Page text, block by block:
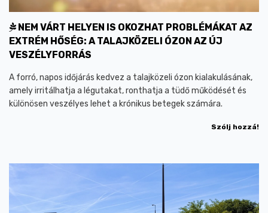
NEM VÁRT HELYEN IS OKOZHAT PROBLÉMÁKAT AZ
EXTRÉM HŐSÉG: A TALAJKÖZELI ÓZON AZ ÚJ
VESZÉLYFORRÁS
A forró, napos időjárás kedvez a talajközeli ózon kialakulásának,
amely irritálhatja a légutakat, ronthatja a tüdő működését és
különösen veszélyes lehet a krónikus betegek számára.
Szólj hozzá!